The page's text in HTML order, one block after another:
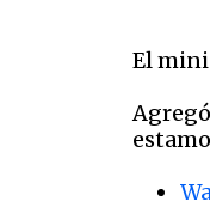
El